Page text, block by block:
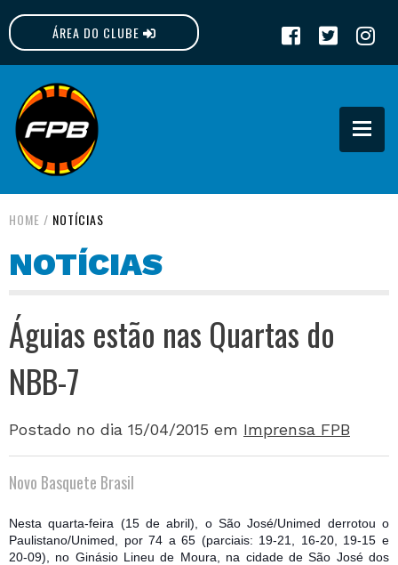
ÁREA DO CLUBE
FPB
HOME / NOTÍCIAS
NOTÍCIAS
Águias estão nas Quartas do
NBB-7
Postado no dia 15/04/2015 em Imprensa FPB
Novo Basquete Brasil
Nesta quarta-feira (15 de abril), o São José/Unimed derrotou o
Paulistano/Unimed, por 74 a 65 (parciais: 19-21, 16-20, 19-15 e
20-09), no Ginásio Lineu de Moura, na cidade de São José dos